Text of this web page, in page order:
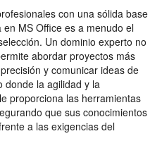
con una sólida base
MS Office es a menudo el
Un dominio experto no
abordar proyectos más
y comunicar ideas de
donde la agilidad y la
proporciona las herramientas
que sus conocimientos
a las exigencias del